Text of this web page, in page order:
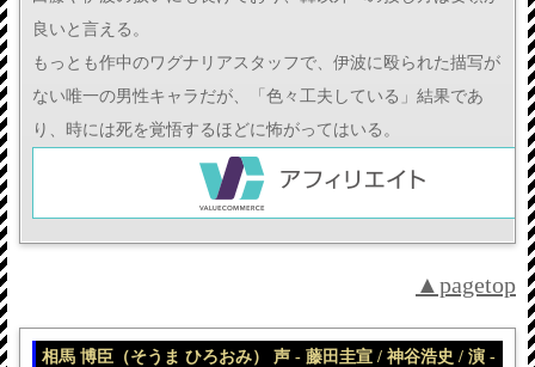
良いと言える。
もっとも作中のワグナリアスタッフで、伊波に殴られた描写が
ない唯一の男性キャラだが、「色々工夫している」結果であ
り、時には死を覚悟するほどに怖がってはいる。
▲pagetop
相馬 博臣（そうま ひろおみ） 声 - 藤田圭宣 / 神谷浩史 / 演 -